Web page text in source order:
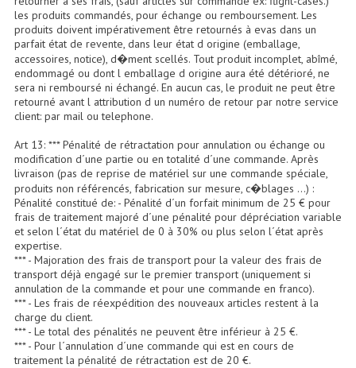
Gyrophares À Leds
Lampes Ampoules
Ampoules - Tubes Lumière Noire Black Gun
Lampes À Décharges
Lampes De Couleurs
Lampes Dichroique
Lampes Halogenes Divers
Lampes PAR
Lampes Théatre
Les Packs Light
les produits commandés, pour échange ou remboursement. Les
produits doivent impérativement être retournés à evas dans un
parfait état de revente, dans leur état d origine (emballage,
accessoires, notice), d�ment scellés. Tout produit incomplet, abîmé,
endommagé ou dont l emballage d origine aura été détérioré, ne
sera ni remboursé ni échangé. En aucun cas, le produit ne peut être
retourné avant l attribution d un numéro de retour par notre service
client: par mail ou telephone.
Art 13: *** Pénalité de rétractation pour annulation ou échange ou
modification d´une partie ou en totalité d´une commande. Après
livraison (pas de reprise de matériel sur une commande spéciale,
produits non référencés, fabrication sur mesure, c�blages ...) :
Pénalité constitué de: - Pénalité d´un forfait minimum de 25 € pour
frais de traitement majoré d´une pénalité pour dépréciation variable
et selon l´état du matériel de 0 à 30% ou plus selon l´état après
expertise.
*** - Majoration des frais de transport pour la valeur des frais de
transport déjà engagé sur le premier transport (uniquement si
annulation de la commande et pour une commande en franco).
*** - Les frais de réexpédition des nouveaux articles restent à la
charge du client.
*** - Le total des pénalités ne peuvent être inférieur à 25 €.
*** - Pour l´annulation d´une commande qui est en cours de
traitement la pénalité de rétractation est de 20 €.